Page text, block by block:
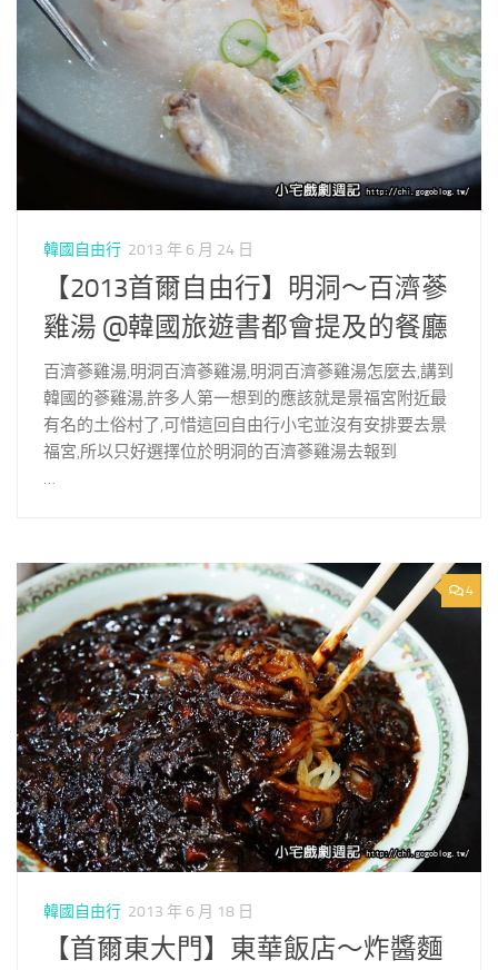
韓國自由行 2013 年 6 月 24 日
【2013首爾自由行】明洞～百濟蔘
雞湯 @韓國旅遊書都會提及的餐廳
百濟蔘雞湯,明洞百濟蔘雞湯,明洞百濟蔘雞湯怎麼去,講到
韓國的蔘雞湯,許多人第一想到的應該就是景福宮附近最
有名的土俗村了,可惜這回自由行小宅並沒有安排要去景
福宮,所以只好選擇位於明洞的百濟蔘雞湯去報到
4
韓國自由行 2013 年 6 月 18 日
【首爾東大門】東華飯店～炸醬麵